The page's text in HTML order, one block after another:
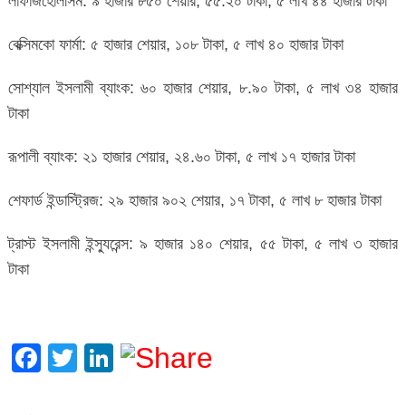
বেক্সিমকো ফার্মা: ৫ হাজার শেয়ার, ১০৮ টাকা, ৫ লাখ ৪০ হাজার টাকা
সোশ্যাল ইসলামী ব্যাংক: ৬০ হাজার শেয়ার, ৮.৯০ টাকা, ৫ লাখ ৩৪ হাজার
টাকা
রূপালী ব্যাংক: ২১ হাজার শেয়ার, ২৪.৬০ টাকা, ৫ লাখ ১৭ হাজার টাকা
শেফার্ড ইন্ডাস্ট্রিজ: ২৯ হাজার ৯০২ শেয়ার, ১৭ টাকা, ৫ লাখ ৮ হাজার টাকা
ট্রাস্ট ইসলামী ইন্স্যুরেন্স: ৯ হাজার ১৪০ শেয়ার, ৫৫ টাকা, ৫ লাখ ৩ হাজার
টাকা
Facebook
Twitter
LinkedIn